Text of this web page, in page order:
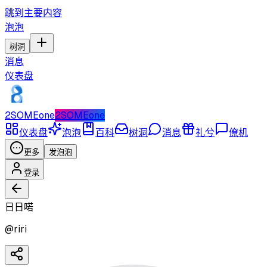
跳到主要内容
泡泡
树洞
消息
仪表盘
2SOMEone2SOMEone
仪表盘
泡泡 百科 树洞 消息 礼兮 僚机
更多 发泡泡
登录
日日喏
@riri